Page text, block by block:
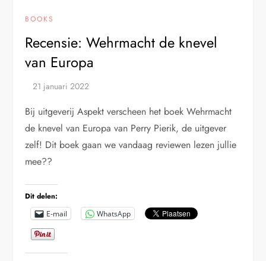
BOOKS
Recensie: Wehrmacht de knevel
van Europa
Bij uitgeverij Aspekt verscheen het boek Wehrmacht
de knevel van Europa van Perry Pierik, de uitgever
zelf! Dit boek gaan we vandaag reviewen lezen jullie
mee??
Dit delen:
E-mail WhatsApp